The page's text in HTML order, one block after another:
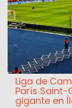
Liga de
París Saint-
gigante en